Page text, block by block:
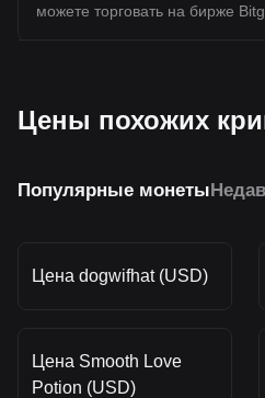
можете торговать на бирже
Цены похожих
Популярные монеты
Цена dogwifhat (USD)
Цена Smooth Love
Potion (USD)